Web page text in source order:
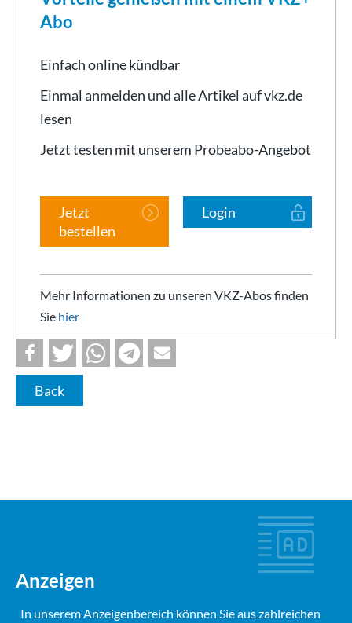
Abo
Einfach online kündbar
Einmal anmelden und alle Artikel auf vkz.de
lesen
Jetzt testen mit unserem Probeabo-Angebot
Jetzt
bestellen
Login
Mehr Informationen zu unseren VKZ-Abos finden
Sie hier
Back
Anzeigen
In unserem Anzeigenbereich können Sie aus zahlreichen